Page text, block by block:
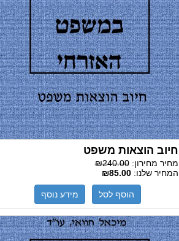
חיוב הוצאות משפט
מחיר מחירון:₪240.00
המחיר שלנו:₪85.00
הוסף לסל מידע נוסף